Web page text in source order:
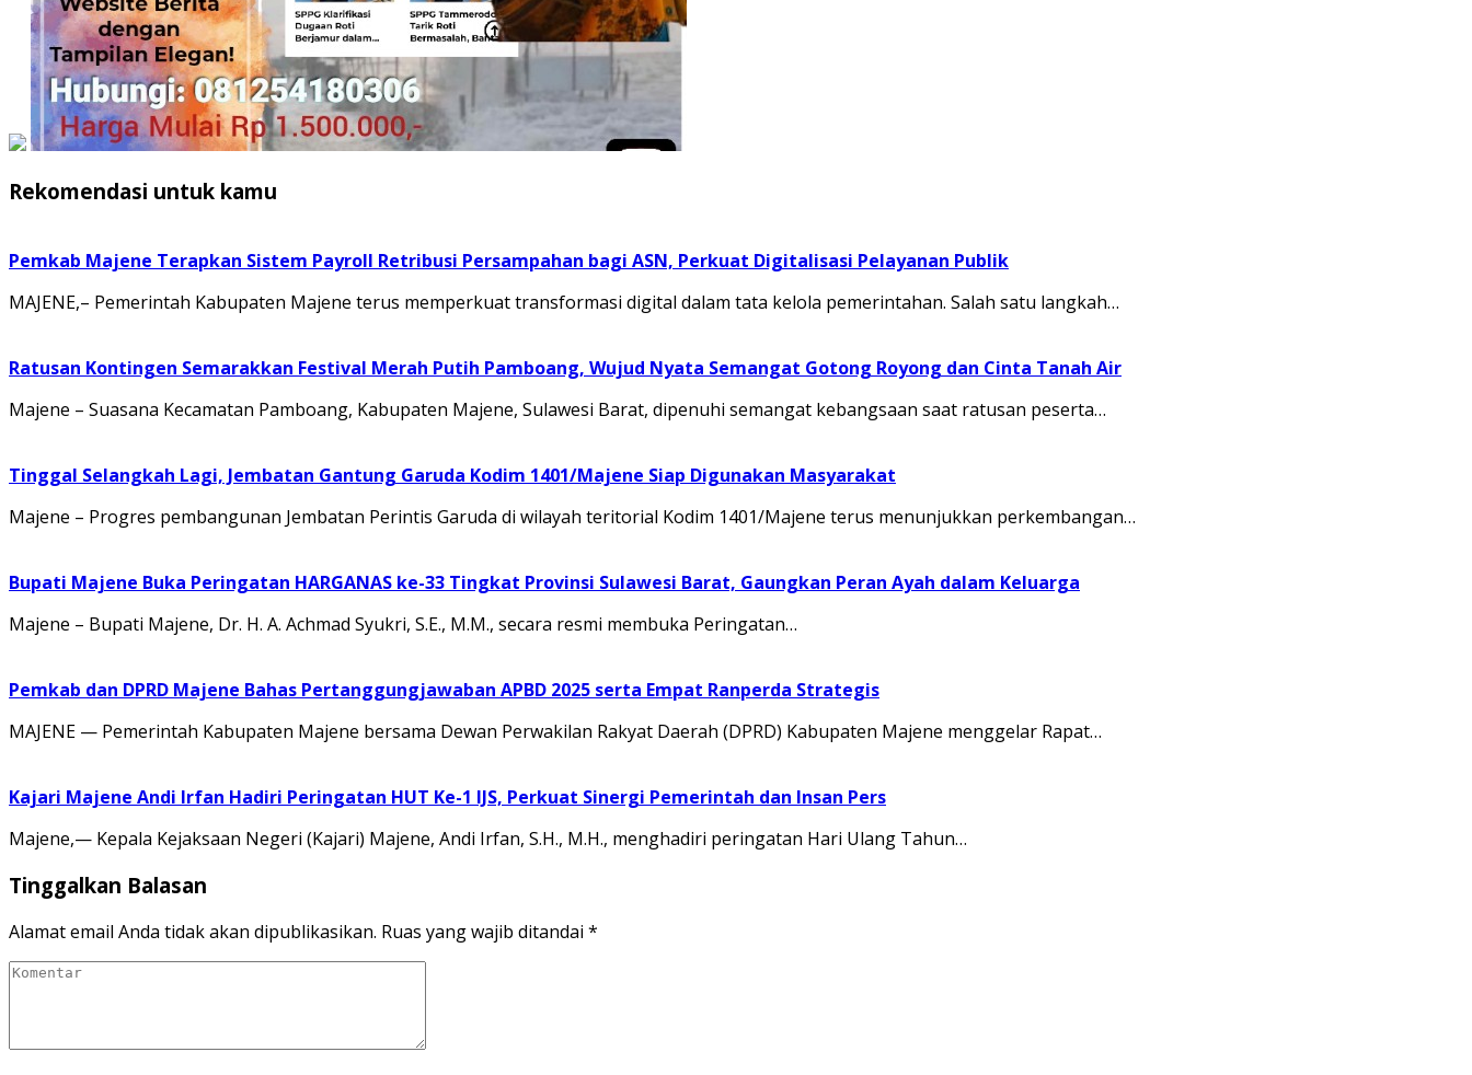
Rekomendasi untuk kamu
Pemkab Majene Terapkan Sistem Payroll Retribusi Persampahan bagi ASN, Perkuat Digitalisasi Pelayanan Publik
MAJENE,– Pemerintah Kabupaten Majene terus memperkuat transformasi digital dalam tata kelola pemerintahan. Salah satu langkah…
Ratusan Kontingen Semarakkan Festival Merah Putih Pamboang, Wujud Nyata Semangat Gotong Royong dan Cinta Tanah Air
Majene – Suasana Kecamatan Pamboang, Kabupaten Majene, Sulawesi Barat, dipenuhi semangat kebangsaan saat ratusan peserta…
Tinggal Selangkah Lagi, Jembatan Gantung Garuda Kodim 1401/Majene Siap Digunakan Masyarakat
Majene – Progres pembangunan Jembatan Perintis Garuda di wilayah teritorial Kodim 1401/Majene terus menunjukkan perkembangan…
Bupati Majene Buka Peringatan HARGANAS ke-33 Tingkat Provinsi Sulawesi Barat, Gaungkan Peran Ayah dalam Keluarga
Majene – Bupati Majene, Dr. H. A. Achmad Syukri, S.E., M.M., secara resmi membuka Peringatan…
Pemkab dan DPRD Majene Bahas Pertanggungjawaban APBD 2025 serta Empat Ranperda Strategis
MAJENE — Pemerintah Kabupaten Majene bersama Dewan Perwakilan Rakyat Daerah (DPRD) Kabupaten Majene menggelar Rapat…
Kajari Majene Andi Irfan Hadiri Peringatan HUT Ke-1 IJS, Perkuat Sinergi Pemerintah dan Insan Pers
Majene,— Kepala Kejaksaan Negeri (Kajari) Majene, Andi Irfan, S.H., M.H., menghadiri peringatan Hari Ulang Tahun…
Tinggalkan Balasan
Alamat email Anda tidak akan dipublikasikan. Ruas yang wajib ditandai *